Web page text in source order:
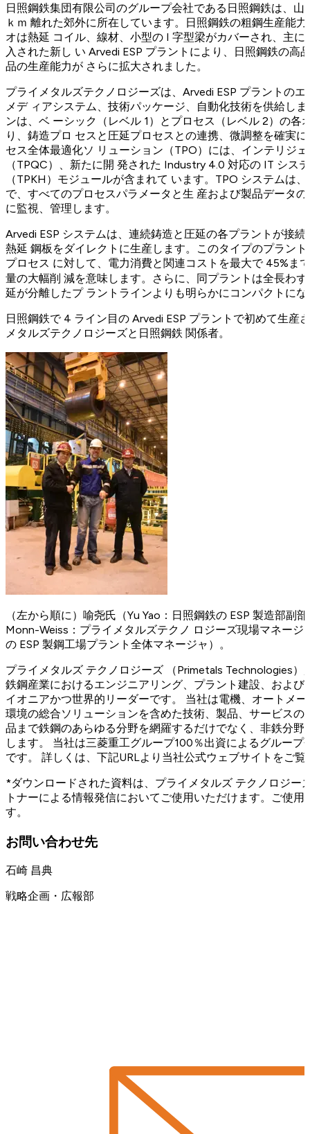
日照鋼鉄集団有限公司のグループ会社である日照鋼鉄は、
ｋｍ 離れた郊外に所在しています。日照鋼鉄の粗鋼生産能
オは熱延 コイル、線材、小型の I 字型梁がカバーされ、主
入された新し い Arvedi ESP プラントにより、日照鋼鉄の高
品の生産能力が さらに拡大されました。
プライメタルズテクノロジーズは、Arvedi ESP プラントの
メデ ィアシステム、技術パッケージ、自動化技術を供給し
ンは、ベ ーシック（レベル 1）とプロセス（レベル 2）の各
り、鋳造プロ セスと圧延プロセスとの連携、微調整を確実
セス全体最適化ソ リューション（TPO）には、インテリジ
（TPQC）、新たに開 発された Industry 4.0 対応の IT シス
（TPKH）モジュールが含まれて います。TPO システムは
で、すべてのプロセスパラメータと生 産および製品データ
に監視、管理します。
Arvedi ESP システムは、連続鋳造と圧延の各プラントが接
熱延 鋼板をダイレクトに生産します。このタイプのプラン
プロセス に対して、電力消費と関連コストを最大で 45%ま
量の大幅削 減を意味します。さらに、同プラントは全長わ
延が分離したプ ラントラインよりも明らかにコンパクトに
日照鋼鉄で 4 ライン目の Arvedi ESP プラントで初めて生産
メタルズテクノロジーズと日照鋼鉄 関係者。
（左から順に）喻尧氏（Yu Yao：日照鋼鉄の ESP 製造部副
Monn-Weiss：プライメタルズテクノ ロジーズ現場マネージ
の ESP 製鋼工場プラント全体マネージャ）。
プライメタルズ テクノロジーズ （Primetals Technologies
鉄鋼産業におけるエンジニアリング、プラント建設、およ
イオニアかつ世界的リーダーです。 当社は電機、オートメ
環境の総合ソリューションを含めた技術、製品、サービス
品まで鉄鋼のあらゆる分野を網羅するだけでなく、非鉄分
します。 当社は三菱重工グループ100％出資によるグルー
です。 詳しくは、下記URLより当社公式ウェブサイトをご覧
*ダウンロードされた資料は、プライメタルズ テクノロジー
トナーによる情報発信においてご使用いただけます。ご使
す。
お問い合わせ先
石崎 昌典
戦略企画・広報部